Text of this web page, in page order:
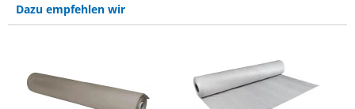
Dazu empfehlen wir